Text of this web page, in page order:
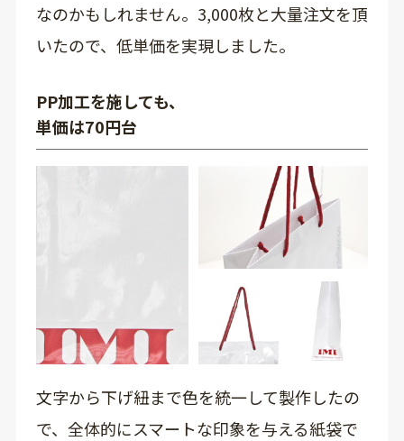
なのかもしれません。3,000枚と大量注文を頂
いたので、低単価を実現しました。
PP加工を施しても、
単価は70円台
文字から下げ紐まで色を統一して製作したの
で、全体的にスマートな印象を与える紙袋で